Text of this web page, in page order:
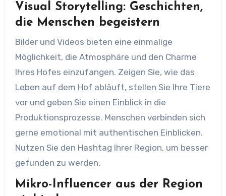
Visual Storytelling: Geschichten,
die Menschen begeistern
Bilder und Videos bieten eine einmalige
Möglichkeit, die Atmosphäre und den Charme
Ihres Hofes einzufangen. Zeigen Sie, wie das
Leben auf dem Hof abläuft, stellen Sie Ihre Tiere
vor und geben Sie einen Einblick in die
Produktionsprozesse. Menschen verbinden sich
gerne emotional mit authentischen Einblicken.
Nutzen Sie den Hashtag Ihrer Region, um besser
gefunden zu werden.
Mikro-Influencer aus der Region